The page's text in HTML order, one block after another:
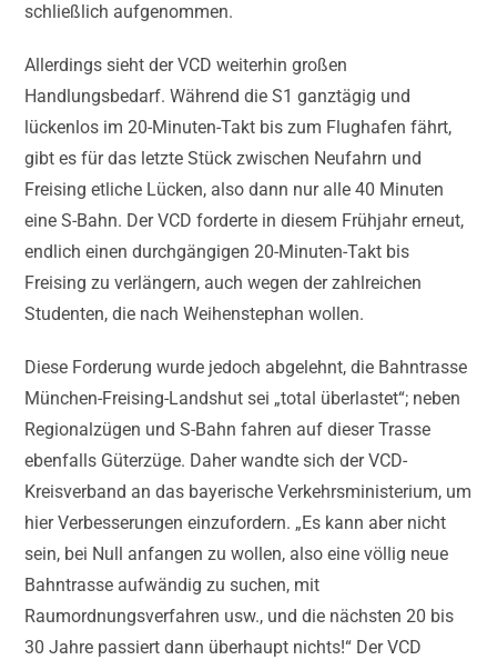
schließlich aufgenommen.
Allerdings sieht der VCD weiterhin großen
Handlungsbedarf. Während die S1 ganztägig und
lückenlos im 20-Minuten-Takt bis zum Flughafen fährt,
gibt es für das letzte Stück zwischen Neufahrn und
Freising etliche Lücken, also dann nur alle 40 Minuten
eine S-Bahn. Der VCD forderte in diesem Frühjahr erneut,
endlich einen durchgängigen 20-Minuten-Takt bis
Freising zu verlängern, auch wegen der zahlreichen
Studenten, die nach Weihenstephan wollen.
Diese Forderung wurde jedoch abgelehnt, die Bahntrasse
München-Freising-Landshut sei „total überlastet“; neben
Regionalzügen und S-Bahn fahren auf dieser Trasse
ebenfalls Güterzüge. Daher wandte sich der VCD-
Kreisverband an das bayerische Verkehrsministerium, um
hier Verbesserungen einzufordern. „Es kann aber nicht
sein, bei Null anfangen zu wollen, also eine völlig neue
Bahntrasse aufwändig zu suchen, mit
Raumordnungsverfahren usw., und die nächsten 20 bis
30 Jahre passiert dann überhaupt nichts!“ Der VCD